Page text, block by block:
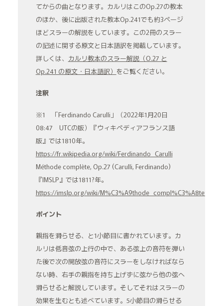
てからの曲となります。カルリはこのOp.27の教本
のほか、後に出版された教本Op.241でも約3ページ
ほどスラーの解説をしています。この2冊のスラー
の記述に関する原文と日本語訳を掲載しています。
詳しくは、 カルリ教本のスラー解説（O.27 と
Op.241 の原文・日本語訳） をご覧ください。
注釈
※1 「Ferdinando Carulli」（2022年1月20日
08:47 UTCの版）『ウィキペディアフランス語
版』では1810年。
https://fr.wikipedia.org/wiki/Ferdinando_Carulli
Méthode complète, Op.27 (Carulli, Ferdinando)
『IMSLP』では1811?年。
https://imslp.org/wiki/
ポイント
親指を滑らせる、と1小節目に書かれています。カ
ルリは低音弦の上行の中で、ある弦上の音符を弾い
た後で次の開放弦の音符にスラーをしなければなら
ない時、右手の親指を持ち上げずに弦から他の弦へ
滑らせると解説しています。そしてそれはスラーの
効果を生むとも述べています。5小節目の滑らせる